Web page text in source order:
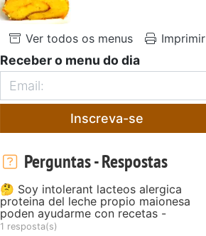
Ver todos os menus Imprimir
Receber o menu do dia
Inscreva-se
Perguntas - Respostas
🤔 Soy intolerant lacteos alergica
proteina del leche propio maionesa
poden ayudarme con recetas -
1 resposta(s)